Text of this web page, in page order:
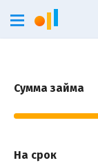
Сумма займа
На срок